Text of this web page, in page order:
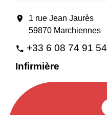
location_on
1 rue Jean Jaurès
59870 Marchiennes
phone +33 6 08 74 91 54
Infirmière